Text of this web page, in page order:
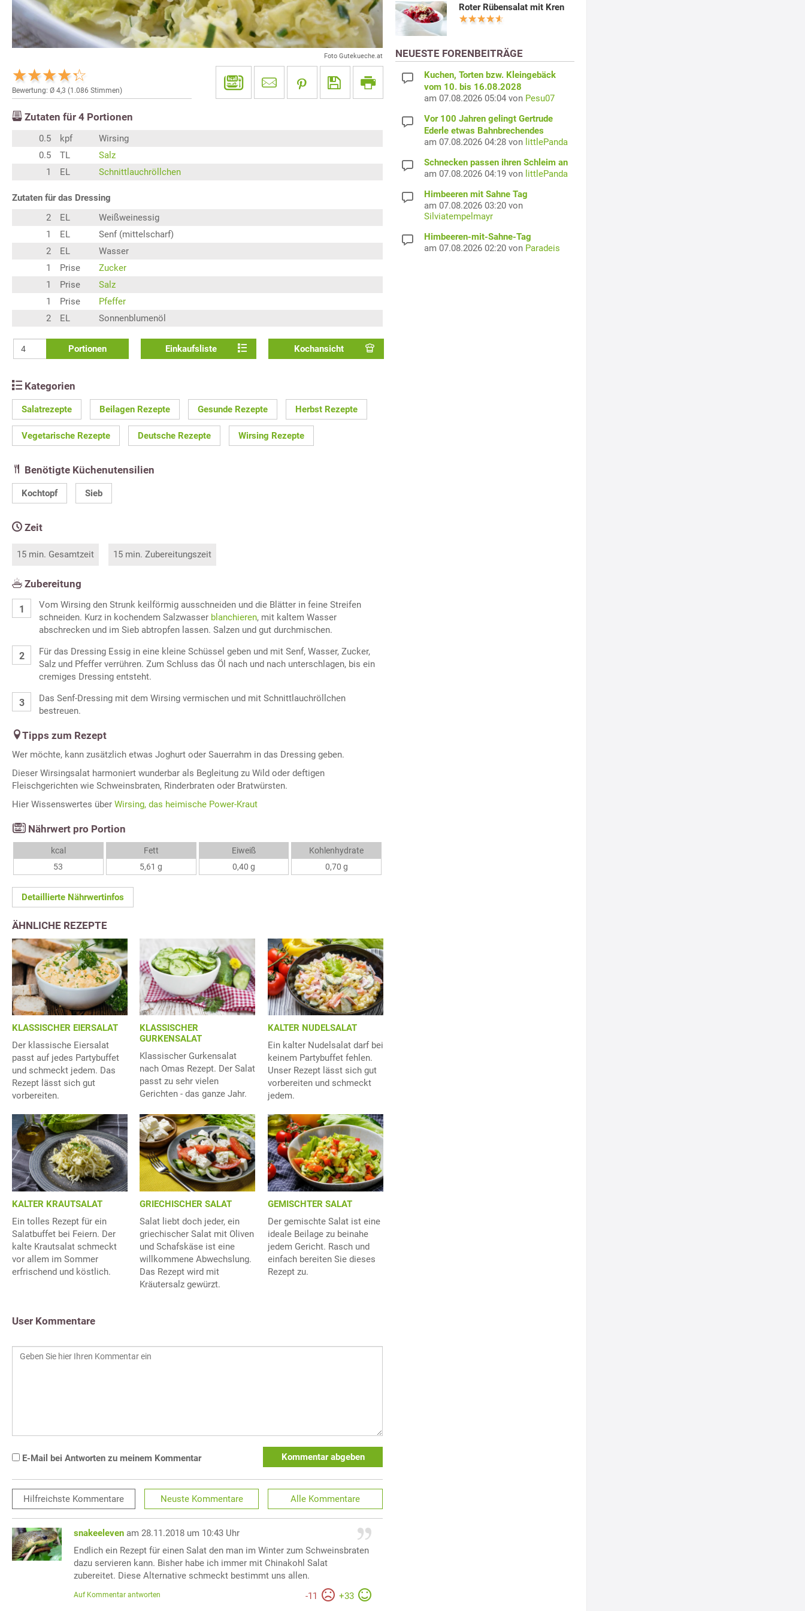
Foto Gutekueche.at
Bewertung: Ø 4,3 (1.086 Stimmen)
Zutaten für 4 Portionen
0.5 kpf
Wirsing
0.5
TL
Salz
1
EL Schnittlauchröllchen
Zutaten für das Dressing
2
EL
Weißweinessig
1
EL
Senf (mittelscharf)
2
EL
Wasser
1
Prise
Zucker
1
Prise
Salz
1
Prise
Pfeffer
2
EL Sonnenblumenöl
Portionen Einkaufsliste Kochansicht
Kategorien
Salatrezepte Beilagen Rezepte Gesunde Rezepte Herbst Rezepte
Vegetarische Rezepte Deutsche Rezepte Wirsing Rezepte
Benötigte Küchenutensilien
Kochtopf Sieb
Zeit
15 min. Gesamtzeit 15 min. Zubereitungszeit
Zubereitung
Vom Wirsing den Strunk keilförmig ausschneiden und die Blätter in feine Streifen
schneiden. Kurz in kochendem Salzwasser blanchieren, mit kaltem Wasser
abschrecken und im Sieb abtropfen lassen. Salzen und gut durchmischen.
Für das Dressing Essig in eine kleine Schüssel geben und mit Senf, Wasser, Zucker,
Salz und Pfeffer verrühren. Zum Schluss das Öl nach und nach unterschlagen, bis ein
cremiges Dressing entsteht.
Das Senf-Dressing mit dem Wirsing vermischen und mit Schnittlauchröllchen
bestreuen.
Tipps zum Rezept
Wer möchte, kann zusätzlich etwas Joghurt oder Sauerrahm in das Dressing geben.
Dieser Wirsingsalat harmoniert wunderbar als Begleitung zu Wild oder deftigen
Fleischgerichten wie Schweinsbraten, Rinderbraten oder Bratwürsten.
Hier Wissenswertes über Wirsing, das heimische Power-Kraut
Nährwert pro Portion
kcal
53
Fett
5,61 g
Eiweiß
0,40 g
Kohlenhydrate
0,70 g
Detaillierte Nährwertinfos
ÄHNLICHE REZEPTE
KLASSISCHER EIERSALAT
Der klassische Eiersalat
passt auf jedes Partybuffet
und schmeckt jedem. Das
Rezept lässt sich gut
vorbereiten.
KLASSISCHER
GURKENSALAT
Klassischer Gurkensalat
nach Omas Rezept. Der Salat
passt zu sehr vielen
Gerichten - das ganze Jahr.
KALTER NUDELSALAT
Ein kalter Nudelsalat darf bei
keinem Partybuffet fehlen.
Unser Rezept lässt sich gut
vorbereiten und schmeckt
jedem.
KALTER KRAUTSALAT
Ein tolles Rezept für ein
Salatbuffet bei Feiern. Der
kalte Krautsalat schmeckt
vor allem im Sommer
erfrischend und köstlich.
GRIECHISCHER SALAT
Salat liebt doch jeder, ein
griechischer Salat mit Oliven
und Schafskäse ist eine
willkommene Abwechslung.
Das Rezept wird mit
Kräutersalz gewürzt.
GEMISCHTER SALAT
Der gemischte Salat ist eine
ideale Beilage zu beinahe
jedem Gericht. Rasch und
einfach bereiten Sie dieses
Rezept zu.
User Kommentare
E-Mail bei Antworten zu meinem Kommentar Kommentar abgeben
Hilfreichste Kommentare Neuste Kommentare Alle Kommentare
snakeeleven am 28.11.2018 um 10:43 Uhr
Endlich ein Rezept für einen Salat den man im Winter zum Schweinsbraten
dazu servieren kann. Bisher habe ich immer mit Chinakohl Salat
zubereitet. Diese Alternative schmeckt bestimmt uns allen.
-11 +33
Auf Kommentar antworten
Roter Rübensalat mit Kren
NEUESTE FORENBEITRÄGE
Kuchen, Torten bzw. Kleingebäck
vom 10. bis 16.08.2028
am 07.08.2026 05:04 von Pesu07
Vor 100 Jahren gelingt Gertrude
Ederle etwas Bahnbrechendes
am 07.08.2026 04:28 von littlePanda
Schnecken passen ihren Schleim an
am 07.08.2026 04:19 von littlePanda
Himbeeren mit Sahne Tag
am 07.08.2026 03:20 von
Silviatempelmayr
Himbeeren-mit-Sahne-Tag
am 07.08.2026 02:20 von Paradeis